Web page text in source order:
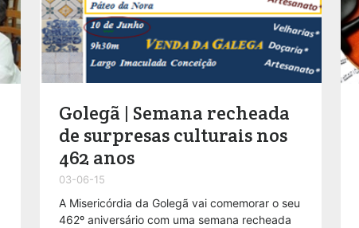
Golegã | Semana recheada
de surpresas culturais nos
462 anos
03-06-15
A Misericórdia da Golegã vai comemorar o seu
462º aniversário com uma semana recheada